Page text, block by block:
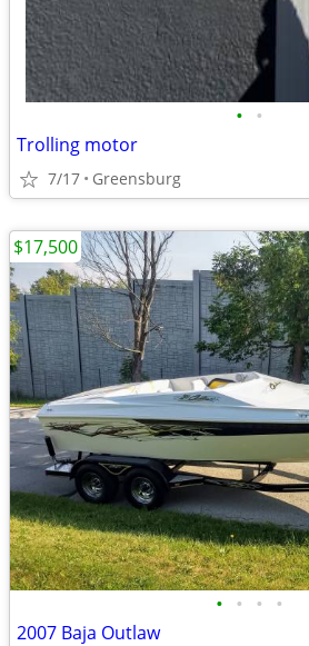
• •
Trolling motor
7/17 Greensburg
• • • •
2007 Baja Outlaw
$17,500